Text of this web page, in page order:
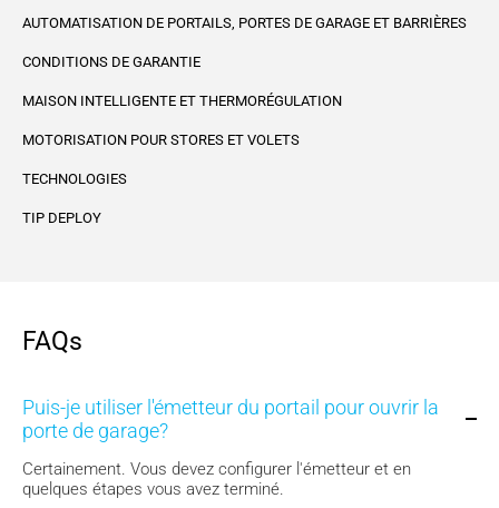
AUTOMATISATION DE PORTAILS, PORTES DE GARAGE ET BARRIÈRES
CONDITIONS DE GARANTIE
MAISON INTELLIGENTE ET THERMORÉGULATION
MOTORISATION POUR STORES ET VOLETS
TECHNOLOGIES
TIP DEPLOY
FAQs
Puis-je utiliser l'émetteur du portail pour ouvrir la
porte de garage?
Certainement. Vous devez configurer l'émetteur et en
quelques étapes vous avez terminé.